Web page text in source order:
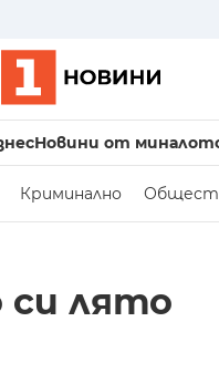
Новини от
Криминално
лято